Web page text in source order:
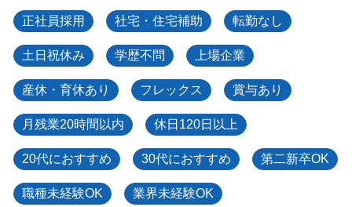
正社員採用 社宅・住宅補助 転勤なし
土日祝休み 学歴不問 上場企業
産休・育休あり フレックス 賞与あり
月残業20時間以内 休日120日以上
20代におすすめ 30代におすすめ 第二新卒OK
職種未経験OK 業界未経験OK